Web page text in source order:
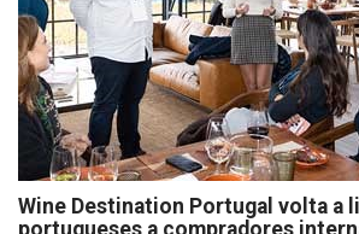
Wine Destination Portugal volta a
portugueses a compradores